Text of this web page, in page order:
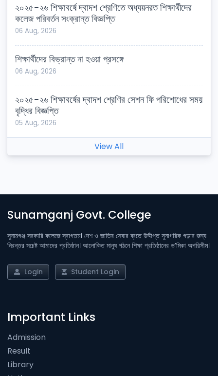
২০২৫-২৬ শিক্ষাবর্ষে দ্বাদশ শ্রেণিতে অধ্যয়নরত শিক্ষার্থীদের
কলেজ পরিবর্তন সংক্রান্ত বিজ্ঞপ্তি
06 Aug, 2026
শিক্ষার্থীদের বিভ্রান্ত না হওয়া প্রসঙ্গে
06 Aug, 2026
২০২৫-২৬ শিক্ষাবর্ষের দ্বাদশ শ্রেণির সেশন ফি পরিশোধের সময়
বৃদ্ধির বিজ্ঞপ্তি
05 Aug, 2026
View All
Sunamganj Govt. College
সুনামগঞ্জ সরকারি কলেজে স্বাগতম। দেশ ও জাতির সেবার ব্রতে উদ্দীপ্ত সুনাগরিক গড়ার জন্য
নিরন্তর সচেষ্ট আমাদের প্রতিষ্ঠান। আলোকিত মানুষ গঠনে শিক্ষা প্রতিষ্ঠানের ভ’মিকা অপরিসীম।
Login Student Login
Important Links
Admission
Result
Library